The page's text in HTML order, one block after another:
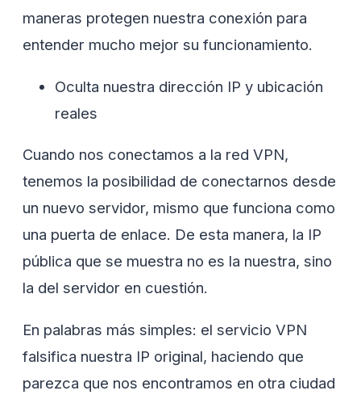
maneras protegen nuestra conexión para
entender mucho mejor su funcionamiento.
Oculta nuestra dirección IP y ubicación
reales
Cuando nos conectamos a la red VPN,
tenemos la posibilidad de conectarnos desde
un nuevo servidor, mismo que funciona como
una puerta de enlace. De esta manera, la IP
pública que se muestra no es la nuestra, sino
la del servidor en cuestión.
En palabras más simples: el servicio VPN
falsifica nuestra IP original, haciendo que
parezca que nos encontramos en otra ciudad